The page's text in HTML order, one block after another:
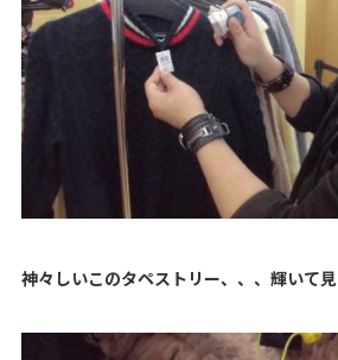
神々しいこのタペストリー、、、輝いて見